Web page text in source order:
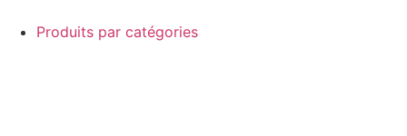
Produits par catégories